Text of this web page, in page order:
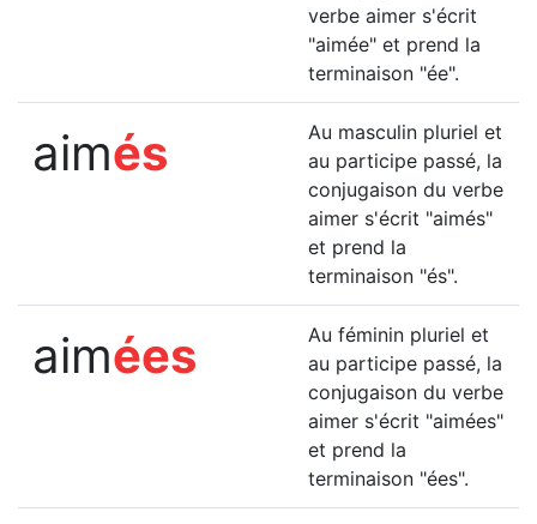
verbe aimer s'écrit
"aimée" et prend la
terminaison "ée".
aimés
Au masculin pluriel et
au participe passé, la
conjugaison du verbe
aimer s'écrit "aimés"
et prend la
terminaison "és".
aimées
Au féminin pluriel et
au participe passé, la
conjugaison du verbe
aimer s'écrit "aimées"
et prend la
terminaison "ées".